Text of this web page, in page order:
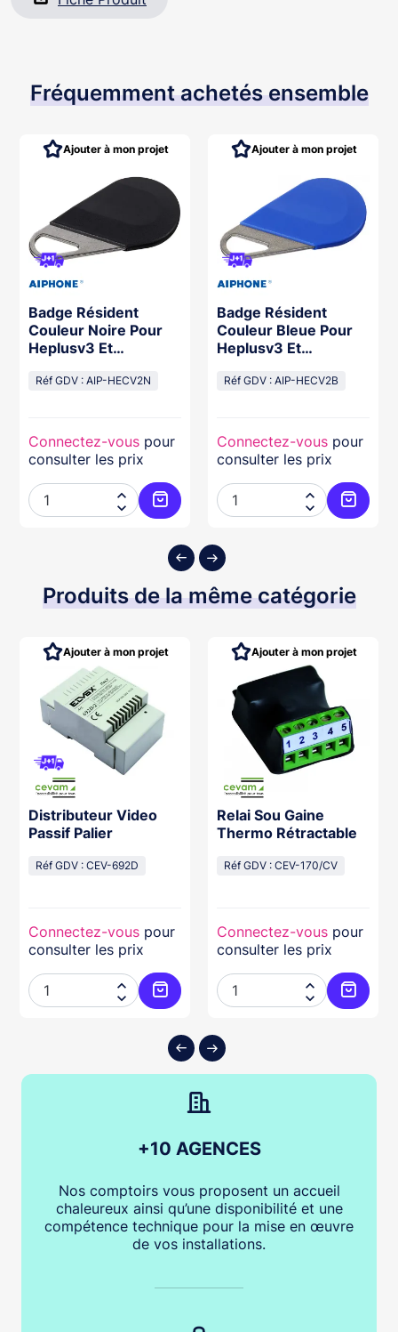
Fréquemment achetés ensemble
au panier
Badge Résident
Couleur Noire Pour
Heplusv3 Et
Format Porte-Clé
Réf GDV : AIP-HECV2N
Connectez-vous pour
consulter les prix


Ajouter au panier
Ajouter à mon projet
Badge Résident
Couleur Bleue Pour
Heplusv3 Et
Format Porte-Clé
Réf GDV : AIP-HECV2B
Connectez-vous pour
consulter les prix


Ajouter à mon projet
Produits de la même catégorie
au panier
Distributeur Video
Passif Palier
Réf GDV : CEV-692D
Connectez-vous pour
consulter les prix


Ajouter au panier
Ajouter à mon projet
Relai Sou Gaine
Thermo Rétractable
Réf GDV : CEV-170/CV
Connectez-vous pour
consulter les prix


Ajouter à mon projet
+10 AGENCES
Nos comptoirs vous proposent un accueil
chaleureux ainsi qu’une disponibilité et une
compétence technique pour la mise en œuvre
de vos installations.